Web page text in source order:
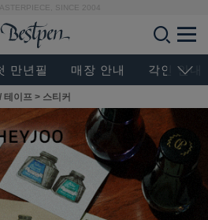
SINCE 2004
만년필 매장 안내 각인 안내
테이프 > 스티커